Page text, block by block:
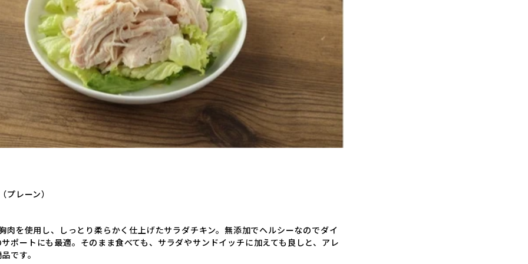
レーン）
肉を使用し、しっとり柔らかく仕上げたサラダチキン。無添加でヘルシーなのでダイ
ポートにも最適。そのまま食べても、サラダやサンドイッチに加えても良しと、アレ
です。